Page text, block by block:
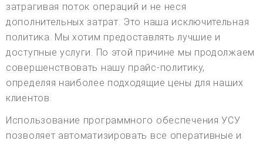
затрагивая поток операций и не неся
дополнительных затрат. Это наша исключительная
политика. Мы хотим предоставлять лучшие и
доступные услуги. По этой причине мы продолжаем
совершенствовать нашу прайс-политику,
определяя наиболее подходящие цены для наших
клиентов.
Использование программного обеспечения УСУ
позволяет автоматизировать все оперативные и